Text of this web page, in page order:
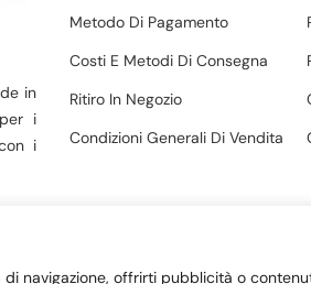
navigazione, offrirti pubblicità o
in
i
i
Metodo Di Pagamento
Costi E Metodi Di Consegna
Ritiro In Negozio
Condizioni Generali Di Vendita